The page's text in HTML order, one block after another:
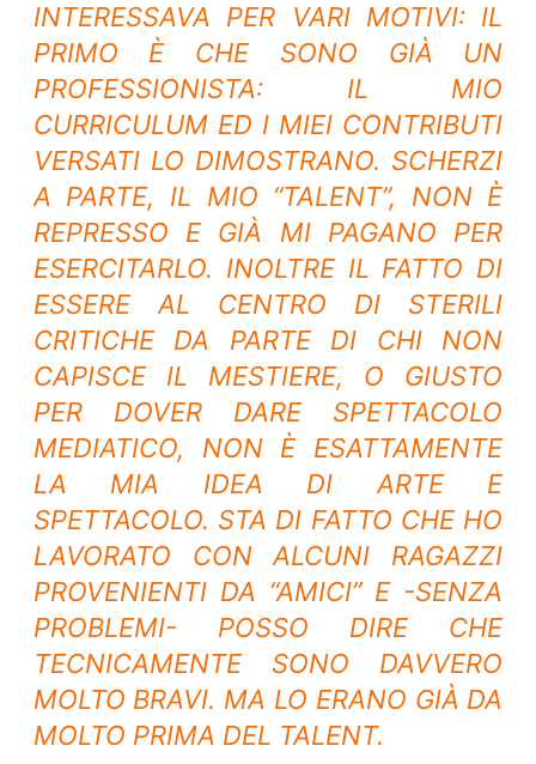
INTERESSAVA PER VARI MOTIVI: IL
PRIMO È CHE SONO GIÀ UN
PROFESSIONISTA: IL MIO
CURRICULUM ED I MIEI CONTRIBUTI
VERSATI LO DIMOSTRANO. SCHERZI
A PARTE, IL MIO “TALENT”, NON È
REPRESSO E GIÀ MI PAGANO PER
ESERCITARLO. INOLTRE IL FATTO DI
ESSERE AL CENTRO DI STERILI
CRITICHE DA PARTE DI CHI NON
CAPISCE IL MESTIERE, O GIUSTO
PER DOVER DARE SPETTACOLO
MEDIATICO, NON È ESATTAMENTE
LA MIA IDEA DI ARTE E
SPETTACOLO. STA DI FATTO CHE HO
LAVORATO CON ALCUNI RAGAZZI
PROVENIENTI DA “AMICI” E -SENZA
PROBLEMI- POSSO DIRE CHE
TECNICAMENTE SONO DAVVERO
MOLTO BRAVI. MA LO ERANO GIÀ DA
MOLTO PRIMA DEL TALENT.